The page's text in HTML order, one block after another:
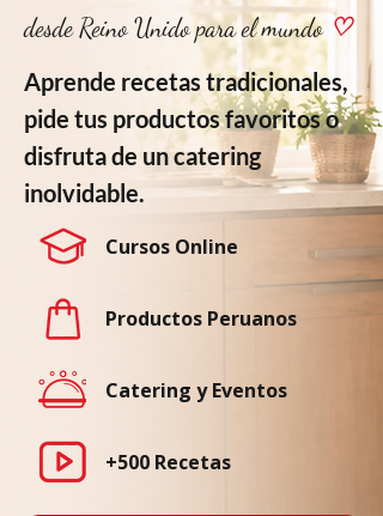
desde Reino Unido para el mundo ♡
Aprende recetas tradicionales,
pide tus productos favoritos o
disfruta de un catering
inolvidable.
Cursos Online
Productos Peruanos
Catering y Eventos
+500 Recetas